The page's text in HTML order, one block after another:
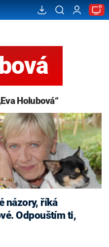
Holubová“
názory, říká
Odpouštím ti,